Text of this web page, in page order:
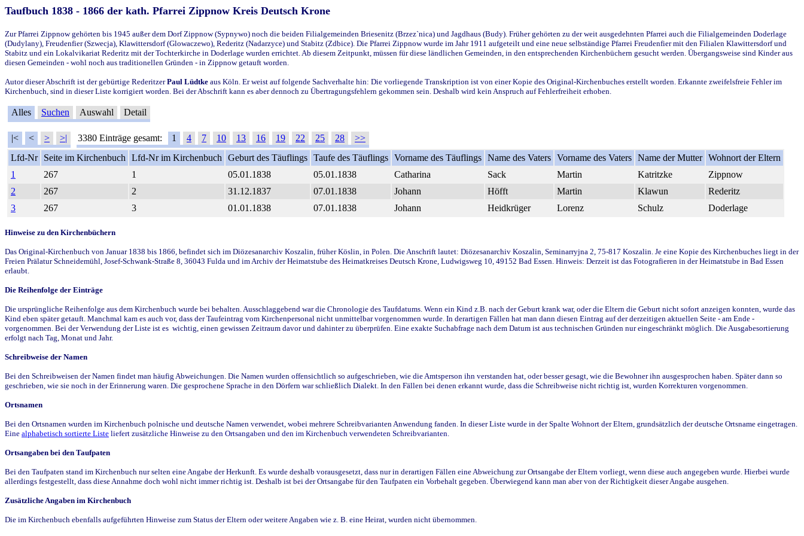
Taufbuch 1838 - 1866 der kath. Pfarrei Zippnow Kreis Deutsch Krone
Zur Pfarrei Zippnow gehörten bis 1945 außer dem Dorf Zippnow (Sypnywo) noch die beiden Filialgemeinden Briesenitz (Brzez`nica) und Jagdhaus (Budy). Früher gehörten zu der weit ausgedehnten Pfarrei auch die Filialgemeinden Doderlage
(Dudylany), Freudenfier (Szwecja), Klawittersdorf (Glowaczewo), Rederitz (Nadarzyce) und Stabitz (Zdbice). Die Pfarrei Zippnow wurde im Jahr 1911 aufgeteilt und eine neue selbständige Pfarrei Freudenfier mit den Filialen Klawittersdorf und
Stabitz und ein Lokalvikariat Rederitz mit der Tochterkirche in Doderlage wurden errichtet. Ab diesem Zeitpunkt, müssen für diese ländlichen Gemeinden, in den entsprechenden Kirchenbüchern gesucht werden. Übergangsweise sind Kinder aus
diesen Gemeinden - wohl noch aus traditionellen Gründen - in Zippnow getauft worden.
Autor dieser Abschrift ist der gebürtige RederitzerPaul Lüdtke aus Köln. Er weist auf folgende Sachverhalte hin: Die vorliegende Transkription ist von einer Kopie des Original-Kirchenbuches erstellt worden. Erkannte zweifelsfreie Fehler im
Kirchenbuch, sind in dieser Liste korrigiert worden. Bei der Abschrift kann es aber dennoch zu Übertragungsfehlern gekommen sein. Deshalb wird kein Anspruch auf Fehlerfreiheit erhoben.
Alles Suchen Auswahl Detail
|< < > >| 3380 Einträge gesamt: 1 4 7 10 13 16 19 22 25 28
>>
Lfd-Nr
Seite im Kirchenbuch Lfd-Nr im Kirchenbuch Geburt des Täuflings Taufe des Täuflings Vorname des Täuflings Name des Vaters Vorname des Vaters Name der Mutter Wohnort der Eltern
1
267 1 05.01.1838 05.01.1838 Catharina Sack Martin Katritzke
Zippnow
2
267 2 31.12.1837 07.01.1838 Johann Höfft Martin Klawun
Rederitz
3
267 3 01.01.1838 07.01.1838 Johann Heidkrüger Lorenz Schulz Doderlage
Hinweise zu den Kirchenbüchern
Das Original-Kirchenbuch von Januar 1838 bis 1866, befindet sich im Diözesanarchiv Koszalin, früher Köslin, in Polen. Die Anschrift lautet: Diözesanarchiv Koszalin, Seminarryjna 2, 75-817 Koszalin. Je eine Kopie des Kirchenbuches liegt in der
Freien Prälatur Schneidemühl, Josef-Schwank-Straße 8, 36043 Fulda und im Archiv der Heimatstube des Heimatkreises Deutsch Krone, Ludwigsweg 10, 49152 Bad Essen. Hinweis: Derzeit ist das Fotografieren in der Heimatstube in Bad Essen
erlaubt.
Die Reihenfolge der Einträge
Die ursprüngliche Reihenfolge aus dem Kirchenbuch wurde bei behalten. Ausschlaggebend war die Chronologie des Taufdatums. Wenn ein Kind z.B. nach der Geburt krank war, oder die Eltern die Geburt nicht sofort anzeigen konnten, wurde das
Kind eben später getauft. Manchmal kam es auch vor, dass der Taufeintrag vom Kirchenpersonal nicht unmittelbar vorgenommen wurde. In derartigen Fällen hat man dann diesen Eintrag auf der derzeitigen aktuellen Seite - am Ende -
vorgenommen. Bei der Verwendung der Liste ist es wichtig, einen gewissen Zeitraum davor und dahinter zu überprüfen. Eine exakte Suchabfrage nach dem Datum ist aus technischen Gründen nur eingeschränkt möglich. Die Ausgabesortierung
erfolgt nach Tag, Monat und Jahr.
Schreibweise der Namen
Bei den Schreibweisen der Namen findet man häufig Abweichungen. Die Namen wurden offensichtlich so aufgeschrieben, wie die Amtsperson ihn verstanden hat, oder besser gesagt, wie die Bewohner ihn ausgesprochen haben. Später dann so
geschrieben, wie sie noch in der Erinnerung waren. Die gesprochene Sprache in den Dörfern war schließlich Dialekt. In den Fällen bei denen erkannt wurde, dass die Schreibweise nicht richtig ist, wurden Korrekturen vorgenommen.
Ortsnamen
Bei den Ortsnamen wurden im Kirchenbuch polnische und deutsche Namen verwendet, wobei mehrere Schreibvarianten Anwendung fanden. In dieser Liste wurde in der Spalte Wohnort der Eltern, grundsätzlich der deutsche Ortsname eingetragen.
Eine alphabetisch sortierte Liste liefert zusätzliche Hinweise zu den Ortsangaben und den im Kirchenbuch verwendeten Schreibvarianten.
Ortsangaben bei den Taufpaten
Bei den Taufpaten stand im Kirchenbuch nur selten eine Angabe der Herkunft. Es wurde deshalb vorausgesetzt, dass nur in derartigen Fällen eine Abweichung zur Ortsangabe der Eltern vorliegt, wenn diese auch angegeben wurde. Hierbei wurde
allerdings festgestellt, dass diese Annahme doch wohl nicht immer richtig ist. Deshalb ist bei der Ortsangabe für den Taufpaten ein Vorbehalt gegeben. Überwiegend kann man aber von der Richtigkeit dieser Angabe ausgehen.
Zusätzliche Angaben im Kirchenbuch
Die im Kirchenbuch ebenfalls aufgeführten Hinweise zum Status der Eltern oder weitere Angaben wie z. B. eine Heirat, wurden nicht übernommen.